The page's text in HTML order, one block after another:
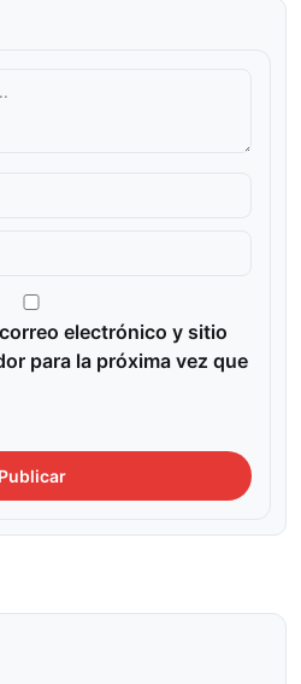
electrónico y sitio
para la próxima vez que